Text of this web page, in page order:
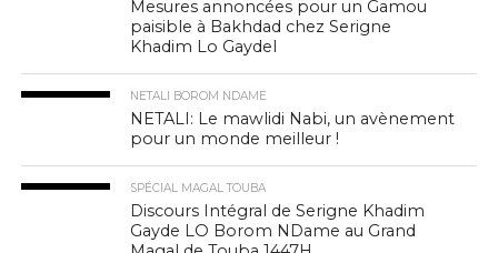
Mesures annoncées pour un Gamou
paisible à Bakhdad chez Serigne
Khadim Lo Gaydel
NETALI BOROM NDAME
NETALI: Le mawlidi Nabi, un avènement
pour un monde meilleur !
SPÉCIAL MAGAL TOUBA
Discours Intégral de Serigne Khadim
Gayde LO Borom NDame au Grand